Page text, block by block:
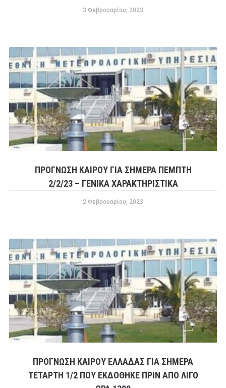
3 Φεβρουαρίου, 2023
ΠΡΟΓΝΩΣΗ ΚΑΙΡΟΥ ΓΙΑ ΣΗΜΕΡΑ ΠΕΜΠΤΗ
2/2/23 – ΓΕΝΙΚΑ ΧΑΡΑΚΤΗΡΙΣΤΙΚΑ
2 Φεβρουαρίου, 2023
ΠΡΟΓΝΩΣΗ ΚΑΙΡΟΥ ΕΛΛΑΔΑΣ ΓΙΑ ΣΗΜΕΡΑ
ΤΕΤΑΡΤΗ 1/2 ΠΟΥ ΕΚΔΟΘΗΚΕ ΠΡΙΝ ΑΠΟ ΛΙΓΟ